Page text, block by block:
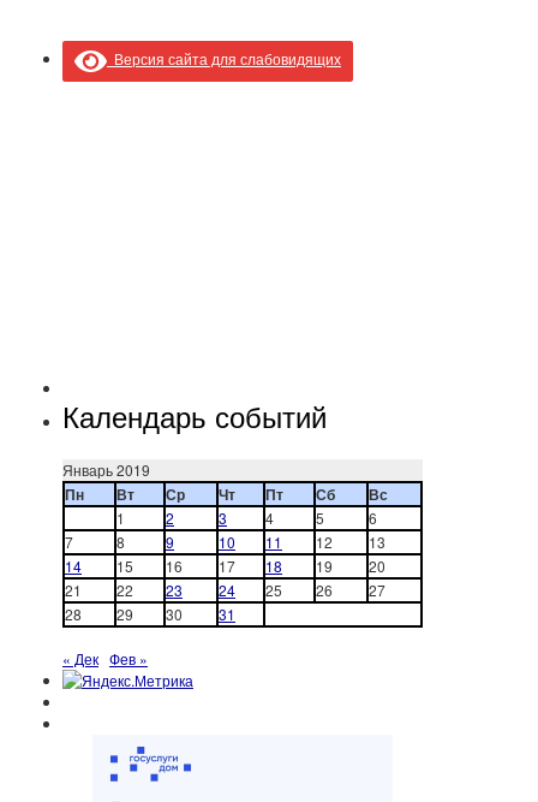
Версия сайта для слабовидящих
Календарь событий
Январь 2019
Пн Вт Ср Чт Пт Сб Вс
1 2 3 4 5
6
7
8 9 10 11 12
13
14
15 16 17 18 19
20
21
22 23 24 25 26
27
28
29 30 31
« Дек Фев »